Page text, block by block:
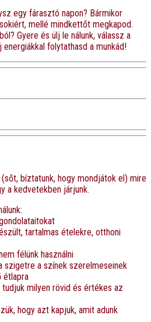
egy fárasztó napon? Bármikor
mellé mindkettőt megkapod.
Gyere és ülj le nálunk, válassz a
energiákkal folytathasd a munkád!
bíztatunk, hogy mondjátok el) mire
a kedvetekben járjunk.
tartalmas ételekre, otthoni
félünk használni
szigetre a színek szerelmeseinek
étlapra
milyen rövid és értékes az
hogy azt kapjuk, amit adunk